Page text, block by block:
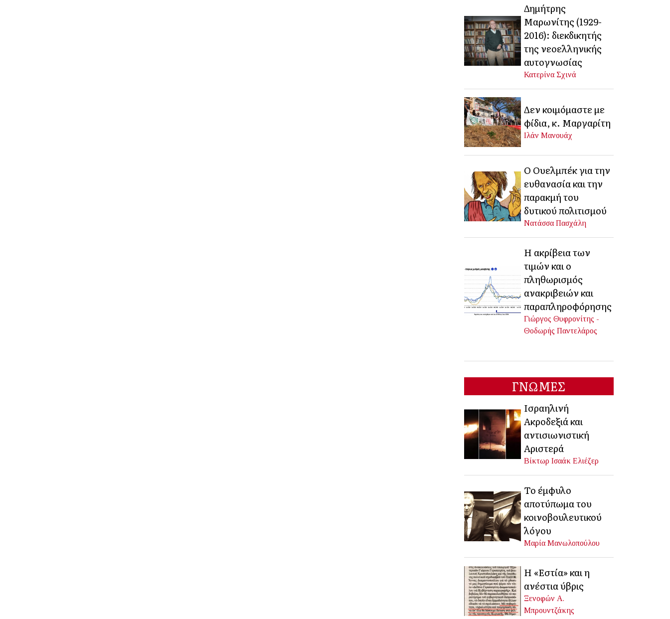
Δημήτρης
Μαρωνίτης (1929-
2016): διεκδικητής
της νεοελληνικής
αυτογνωσίας
Κατερίνα Σχινά
Δεν κοιμόμαστε με
φίδια, κ. Μαργαρίτη
Ιλάν Μανουάχ
Ο Ουελμπέκ για την
ευθανασία και την
παρακμή του
δυτικού πολιτισμού
Νατάσσα Πασχάλη
Η ακρίβεια των
τιμών και ο
πληθωρισμός
ανακριβειών και
παραπληροφόρησης
Γιώργος Θυφρονίτης -
Θοδωρής Παντελάρος
ΓΝΩΜΕΣ
Ισραηλινή
Ακροδεξιά και
αντισιωνιστική
Αριστερά
Βίκτωρ Ισαάκ Ελιέζερ
Το έμφυλο
αποτύπωμα του
κοινοβουλευτικού
λόγου
Μαρία Μανωλοπούλου
Η «Εστία» και η
ανέστια ύβρις
Ξενοφών Α.
Μπρουντζάκης